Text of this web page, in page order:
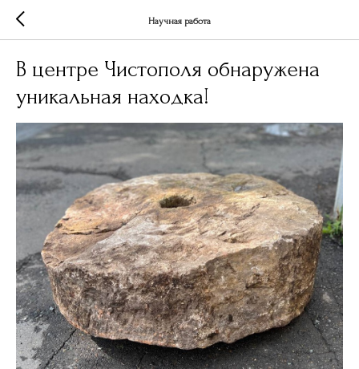
Научная работа
В центре Чистополя обнаружена
уникальная находка!